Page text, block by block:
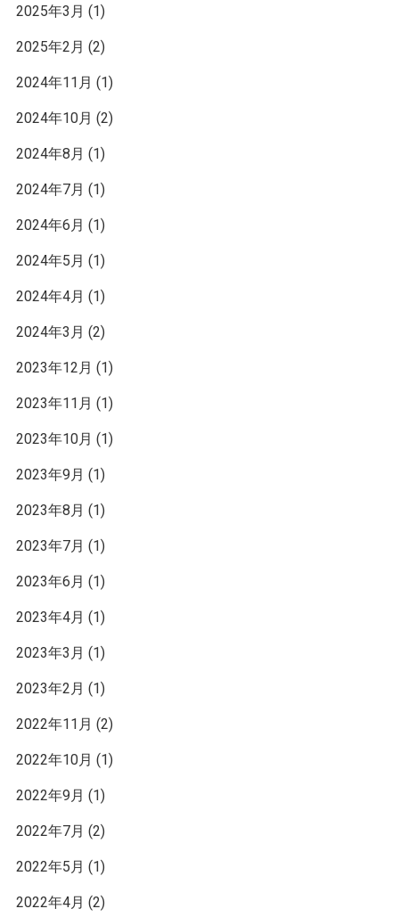
2025年3月 (1)
2025年2月 (2)
2024年11月 (1)
2024年10月 (2)
2024年8月 (1)
2024年7月 (1)
2024年6月 (1)
2024年5月 (1)
2024年4月 (1)
2024年3月 (2)
2023年12月 (1)
2023年11月 (1)
2023年10月 (1)
2023年9月 (1)
2023年8月 (1)
2023年7月 (1)
2023年6月 (1)
2023年4月 (1)
2023年3月 (1)
2023年2月 (1)
2022年11月 (2)
2022年10月 (1)
2022年9月 (1)
2022年7月 (2)
2022年5月 (1)
2022年4月 (2)